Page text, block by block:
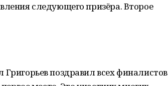
следующего призёра. Второе
поздравил всех финалистов